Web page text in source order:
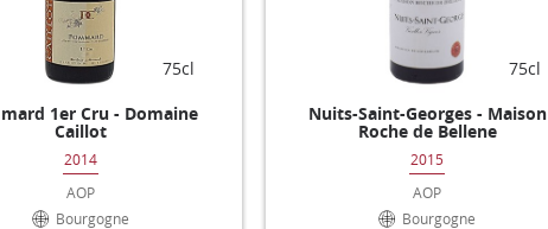
75cl
1er Cru - Domaine
Caillot
2014
AOP
Bourgogne
75cl
Nuits-Saint-Georges - Maison
Roche de Bellene
2015
AOP
Bourgogne